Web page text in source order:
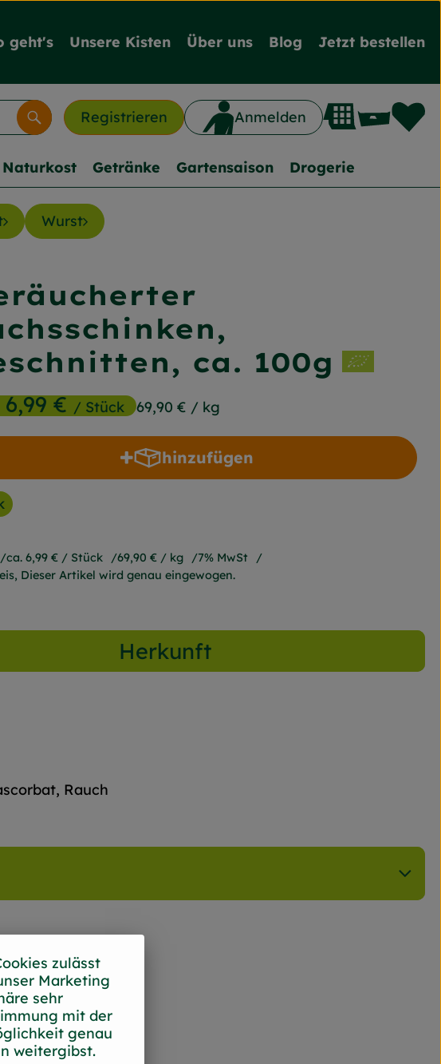
geht's Unsere Kisten Über uns Blog Jetzt bestellen
Registrieren Anmelden
Suchen
Naturkost Getränke Gartensaison Drogerie
Wurst
ca. 100g
6,99 €/ Stück 69,90 € / kg
Favouriten hinzufügen
hinzufügen
Produkt zum Warenkorb hinzufügen
ca. 6,99 € / Stück 69,90 € / kg
7% MwSt
Dieser Artikel wird genau eingewogen.
Herkunft
Rauch
zulässt
Marketing
sehr
mit der
genau
weitergibst.